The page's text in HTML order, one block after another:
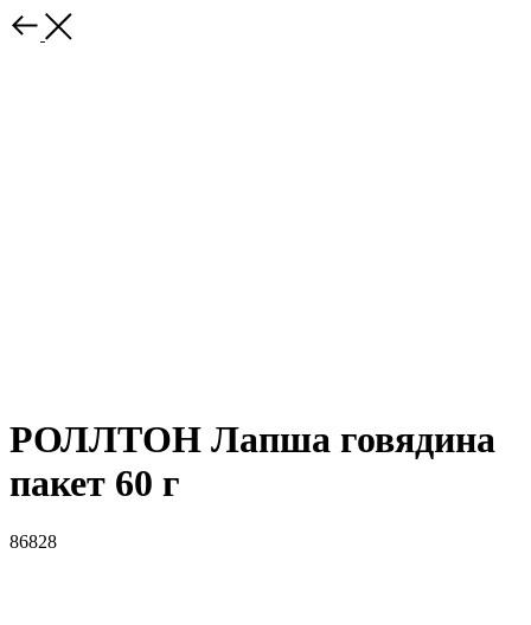
РОЛЛТОН Лапша говядина
пакет 60 г
86828